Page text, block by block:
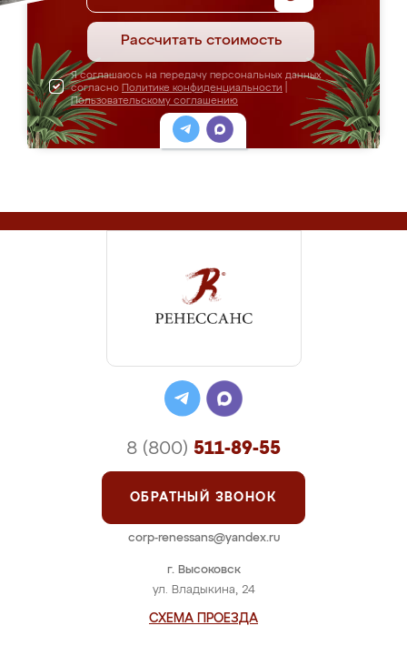
Рассчитать стоимость
Я соглашаюсь на передачу персональных данных
согласно Политике конфиденциальности
Пользовательскому соглашению
г. Высоковск
ул. Владыкина, 24
СХЕМА ПРОЕЗДА
8 (800) 511-89-55
ОБРАТНЫЙ ЗВОНОК
corp-renessans@yandex.ru